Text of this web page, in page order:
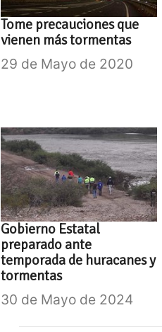
Tome precauciones que
vienen más tormentas
29 de Mayo de 2020
Gobierno Estatal
preparado ante
temporada de huracanes y
tormentas
30 de Mayo de 2024